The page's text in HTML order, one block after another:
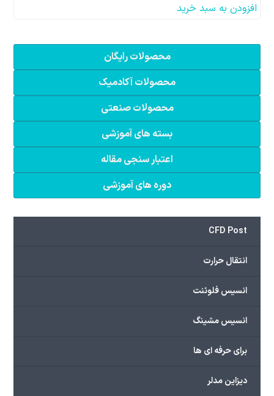
افزودن به سبد خرید
محصولات رایگان
محصولات آکادمیک
محصولات صنعتی
بسته های آموزشی
اعتبار سنجی مقاله
دوره های آموزشی
CFD Post
انتقال حرارت
انسیس فلوئنت
انسیس مشینگ
برای حرفه ای ها
دیزاین مدلر